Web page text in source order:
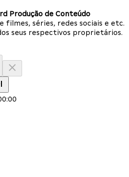
Produção de Conteúdo
filmes, séries, redes sociais e etc.
seus respectivos proprietários.